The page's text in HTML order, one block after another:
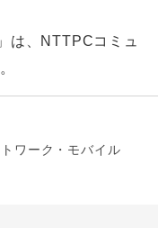
は、NTTPCコミュ
ワーク・モバイル